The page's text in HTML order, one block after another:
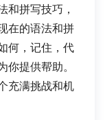
和拼写技巧，
在的语法和拼
何，记住，代
提供帮助。
充满挑战和机